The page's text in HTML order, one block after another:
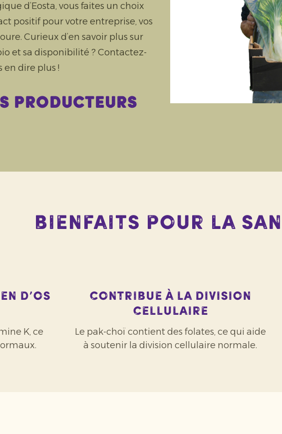
d’Eosta, vous faites un choix
positif pour votre entreprise, vos
Curieux d’en savoir plus sur
et sa disponibilité ? Contactez-
en dire plus !
producteurs
Bienfaits pour la
d’os
K, ce
Contribue à la division
cellulaire
Le pak-choï contient des folates, ce qui aide
à soutenir la division cellulaire normale.